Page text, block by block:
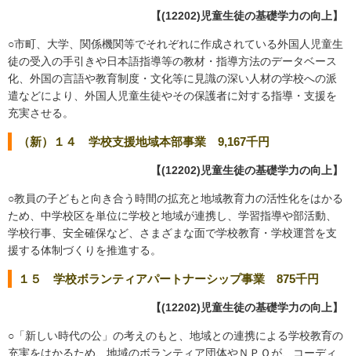
【(12202)児童生徒の基礎学力の向上】
○市町、大学、関係機関等でそれぞれに作成されている外国人児童生
徒の受入の手引きや日本語指導等の教材・指導方法のデータベース
化、外国の言語や教育制度・文化等に見識の深い人材の学校への派
遣などにより、外国人児童生徒やその保護者に対する指導・支援を
充実させる。
（新）１４ 学校支援地域本部事業 9,167千円
【(12202)児童生徒の基礎学力の向上】
○教員の子どもと向き合う時間の拡充と地域教育力の活性化をはかる
ため、中学校区を単位に学校と地域が連携し、学習指導や部活動、
学校行事、安全確保など、さまざまな面で学校教育・学校運営を支
援する体制づくりを推進する。
１５ 学校ボランティアパートナーシップ事業 875千円
【(12202)児童生徒の基礎学力の向上】
○「新しい時代の公」の考えのもと、地域との連携による学校教育の
充実をはかるため、地域のボランティア団体やＮＰＯが、コーディ